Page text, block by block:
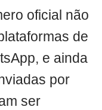
oficial não
de
e ainda
por
ser